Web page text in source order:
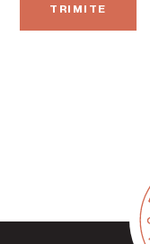
TRIMITE